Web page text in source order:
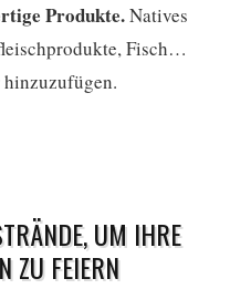
Produkte.Natives
Fisch…
UM IHRE
ZU FEIERN